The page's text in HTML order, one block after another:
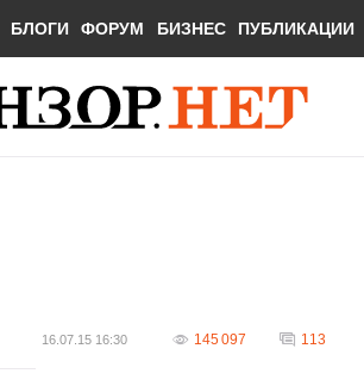
БЛОГИ ФОРУМ БИЗНЕС ПУБЛИКАЦИИ
16.07.15 16:30 145 097 113